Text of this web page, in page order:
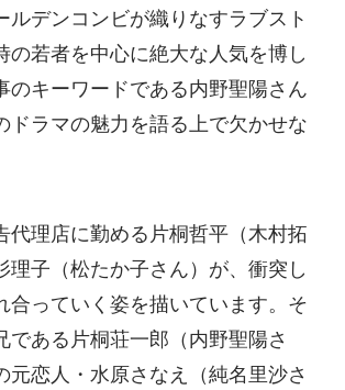
ルデンコンビが織りなすラブスト
の若者を中心に絶大な人気を博し
のキーワードである内野聖陽さん
ドラマの魅力を語る上で欠かせな
代理店に勤める片桐哲平（木村拓
理子（松たか子さん）が、衝突し
合っていく姿を描いています。そ
である片桐荘一郎（内野聖陽さ
元恋人・水原さなえ（純名里沙さ